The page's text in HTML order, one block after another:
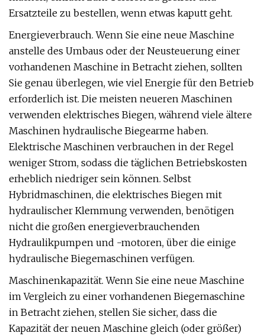
Ersatzteile zu bestellen, wenn etwas kaputt geht.
Energieverbrauch. Wenn Sie eine neue Maschine
anstelle des Umbaus oder der Neusteuerung einer
vorhandenen Maschine in Betracht ziehen, sollten
Sie genau überlegen, wie viel Energie für den Betrieb
erforderlich ist. Die meisten neueren Maschinen
verwenden elektrisches Biegen, während viele ältere
Maschinen hydraulische Biegearme haben.
Elektrische Maschinen verbrauchen in der Regel
weniger Strom, sodass die täglichen Betriebskosten
erheblich niedriger sein können. Selbst
Hybridmaschinen, die elektrisches Biegen mit
hydraulischer Klemmung verwenden, benötigen
nicht die großen energieverbrauchenden
Hydraulikpumpen und -motoren, über die einige
hydraulische Biegemaschinen verfügen.
Maschinenkapazität. Wenn Sie eine neue Maschine
im Vergleich zu einer vorhandenen Biegemaschine
in Betracht ziehen, stellen Sie sicher, dass die
Kapazität der neuen Maschine gleich (oder größer)